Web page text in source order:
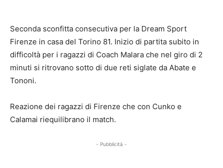
Seconda sconfitta consecutiva per la Dream Sport
Firenze in casa del Torino 81. Inizio di partita subito in
difficoltà per i ragazzi di Coach Malara che nel giro di 2
minuti si ritrovano sotto di due reti siglate da Abate e
Tononi.
Reazione dei ragazzi di Firenze che con Cunko e
Calamai riequilibrano il match.
- Pubblicità -